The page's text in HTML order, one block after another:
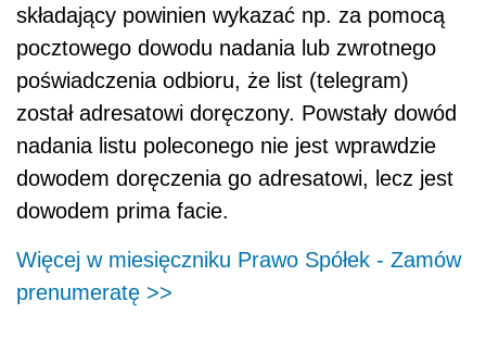
składający powinien wykazać np. za pomocą
pocztowego dowodu nadania lub zwrotnego
poświadczenia odbioru, że list (telegram)
został adresatowi doręczony. Powstały dowód
nadania listu poleconego nie jest wprawdzie
dowodem doręczenia go adresatowi, lecz jest
dowodem prima facie.
Więcej w miesięczniku Prawo Spółek - Zamów
prenumeratę >>